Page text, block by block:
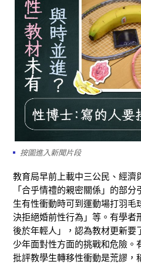
按圖進入新聞片段
教育局早前上載中三公民、經濟
「合乎情禮的親密關係」的部
生有性衝動時可到運動場打羽毛
決拒絕婚前性行為」等。有學者
後於年輕人」，認為教材更新要
少年面對性方面的挑戰和危險。
批評教學生轉移性衝動是荒謬，